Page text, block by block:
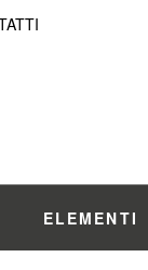
ELEMENTI